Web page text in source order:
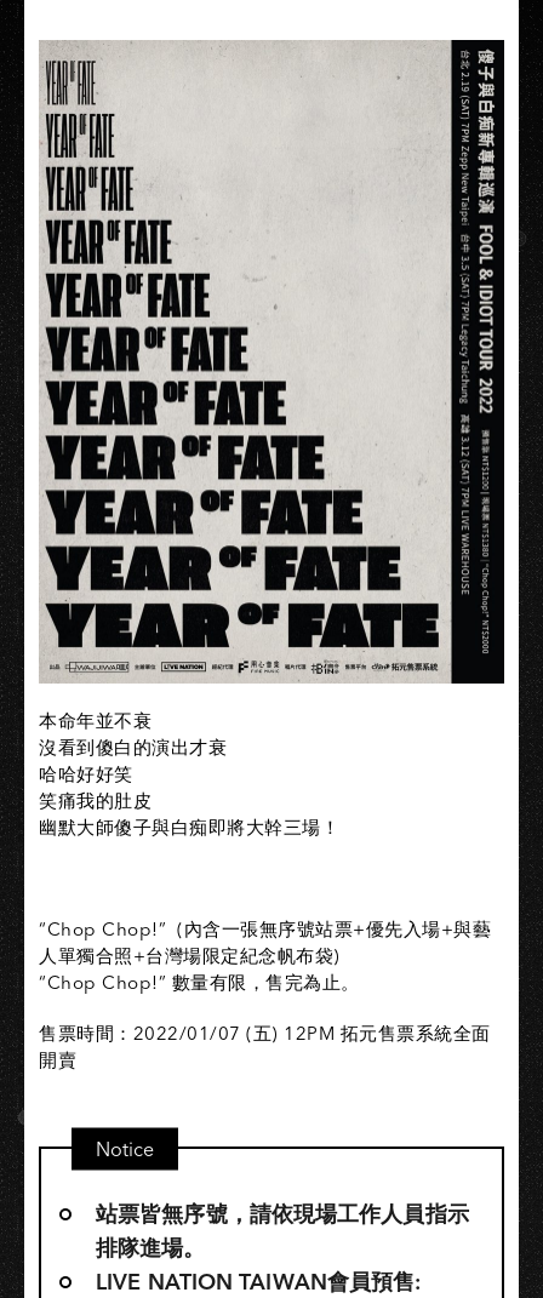
本命年並不衰
沒看到傻白的演出才衰
哈哈好好笑
笑痛我的肚皮
幽默大師傻子與白痴即將大幹三場！
“Chop Chop!” (內含一張無序號站票+優先入場+與藝
人單獨合照+台灣場限定紀念帆布袋)
“Chop Chop!” 數量有限，售完為止。
售票時間：2022/01/07 (五) 12PM 拓元售票系統全面
開賣
Notice
站票皆無序號，請依現場工作人員指示
排隊進場。
LIVE NATION TAIWAN會員預售: